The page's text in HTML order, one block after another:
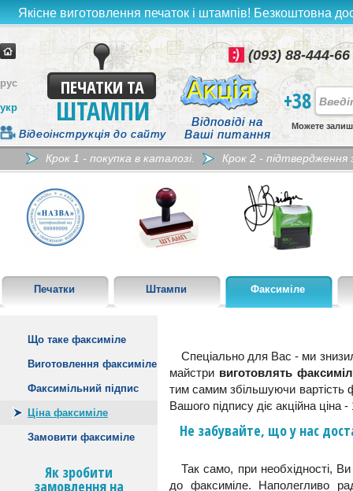
Якісне виготовлення печаток і штампів! Безкоштовна
ПЕЧАТКИ ТА
ШТАМПИ
Відповіді на
Ваші питання
Відеоінструкція до сайту
рус
укр
(093) 88-444-66
+38
Можете
Крок 1 - покупка в каталозі. Крок 2 - підтвердження
Печатки Штампи Факсиміле
Що таке факсиміле
Виготовлення факсиміле
Факсимільний підпис
Ціна факсиміле
Замовити факсиміле
Як зробити
замовлення на
Спеціально для Вас - ми
майстри виготовлять
тим самим збільшуючи вартість
Вашого підпису діє акційна ціна
Не забувайте, що у нас
Так само, при необхідності,
до факсиміле. Наполегливо